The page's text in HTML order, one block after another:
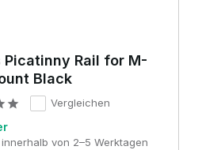
Picatinny Rail for M-
Black
Vergleichen
von 2–5 Werktagen